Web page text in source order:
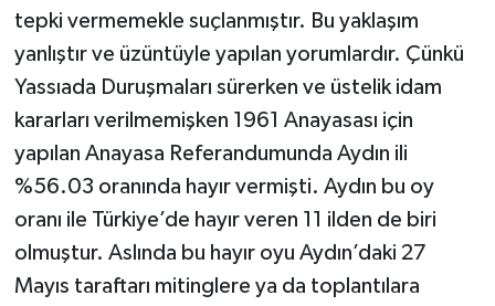
tepki vermemekle suçlanmıştır. Bu yaklaşım
yanlıştır ve üzüntüyle yapılan yorumlardır. Çünkü
Yassıada Duruşmaları sürerken ve üstelik idam
kararları verilmemişken 1961 Anayasası için
yapılan Anayasa Referandumunda Aydın ili
%56.03 oranında hayır vermişti. Aydın bu oy
oranı ile Türkiye’de hayır veren 11 ilden de biri
olmuştur. Aslında bu hayır oyu Aydın’daki 27
Mayıs taraftarı mitinglere ya da toplantılara